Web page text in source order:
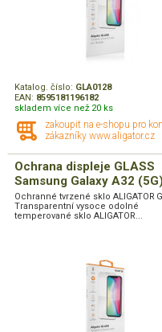
Katalog. číslo: GLA0128
EAN: 8595181196182
skladem více než 20 ks
zakoupit na e-shopu pro
zákazníky www.aligator.cz
Ochrana displeje GLASS
Samsung Galaxy A32
Ochranné tvrzené sklo ALIGATOR
Transparentní vysoce odolné
temperované sklo ALIGATOR...